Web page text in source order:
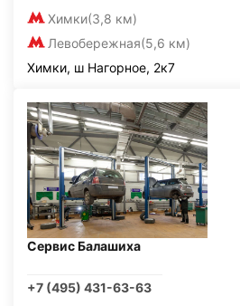
Химки(3,8 км)
Левобережная(5,6 км)
Химки, ш Нагорное, 2к7
Сервис Балашиха
+7 (495) 431-63-63